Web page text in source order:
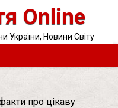
Online
України, Новини Світу
про цікаву